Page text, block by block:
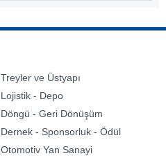
Treyler ve Üstyapı
Lojistik - Depo
Döngü - Geri Dönüşüm
Dernek - Sponsorluk - Ödül
Otomotiv Yan Sanayi